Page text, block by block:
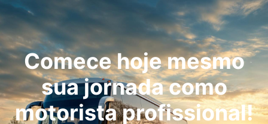
Comece hoje mesmo
sua jornada como
motorista profissional!